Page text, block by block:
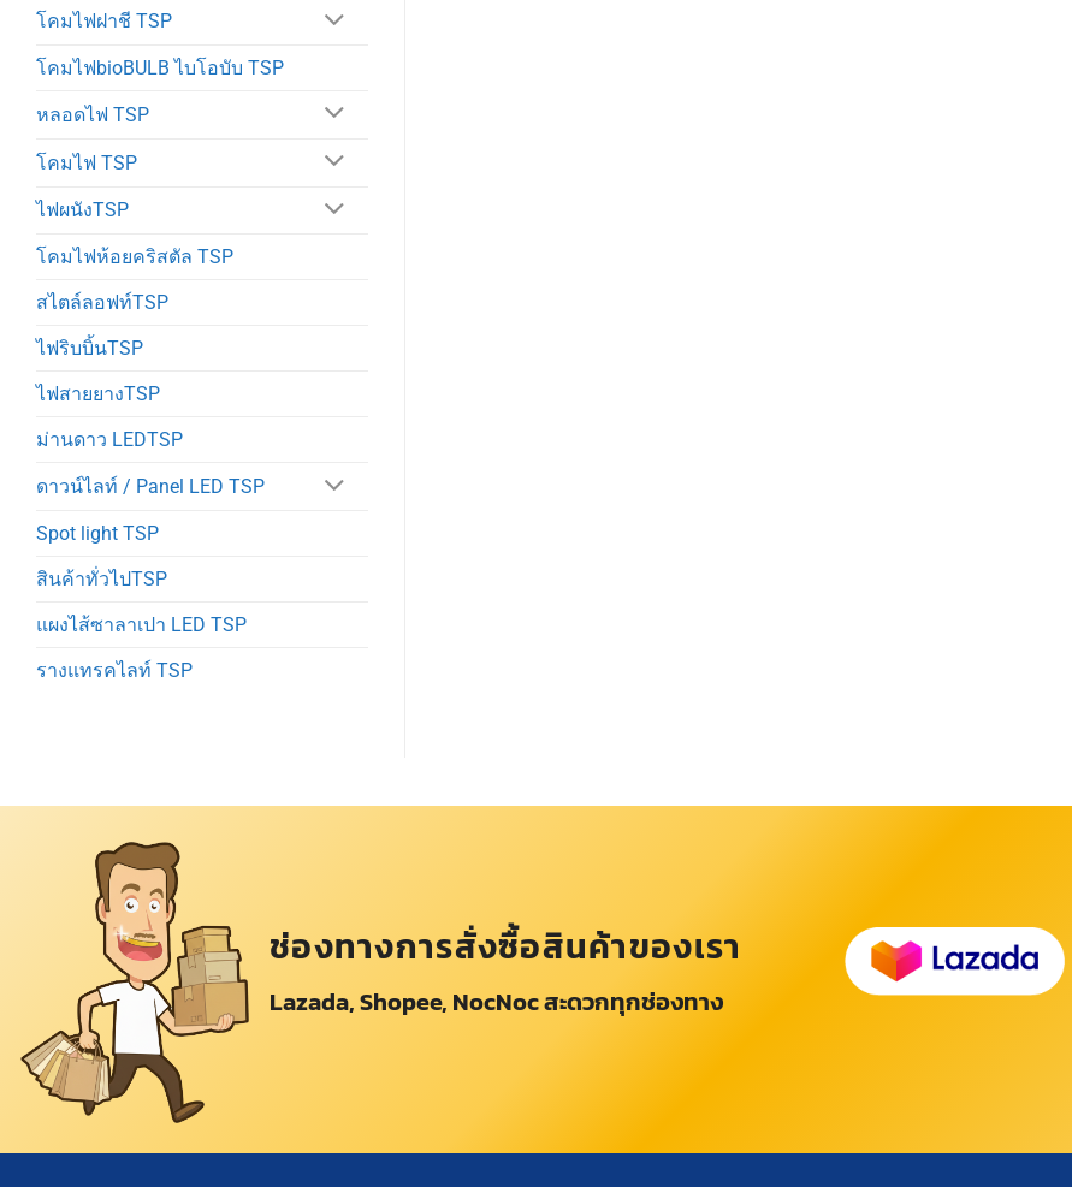
โคมไฟฝาชี TSP
โคมไฟbioBULB ไบโอบับ TSP
หลอดไฟ TSP
โคมไฟ TSP
ไฟผนังTSP
โคมไฟห้อยคริสตัล TSP
สไตล์ลอฟท์TSP
ไฟริบบิ้นTSP
ไฟสายยางTSP
ม่านดาว LEDTSP
ดาวน์ไลท์ / Panel LED TSP
Spot light TSP
สินค้าทั่วไปTSP
แผงไส้ซาลาเปา LED TSP
รางแทรคไลท์ TSP
ช่องทางการสั่งซื้อสินค้าของเรา
Lazada, Shopee, NocNoc สะดวกทุกช่องทาง